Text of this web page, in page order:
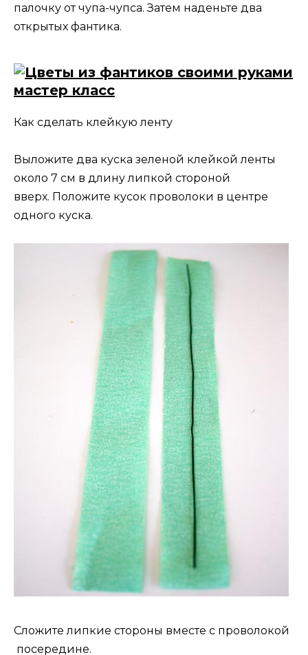
палочку от чупа-чупса. Затем наденьте два
открытых фантика.
Как сделать клейкую ленту
Выложите два куска зеленой клейкой ленты
около 7 см в длину липкой стороной
вверх. Положите кусок проволоки в центре
одного куска.
Сложите липкие стороны вместе с проволокой
посередине.